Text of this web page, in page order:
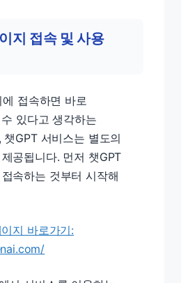
지 접속 및 사용
접속하면 바로
있다고 생각하는
GPT 서비스는 별도의
공됩니다. 먼저 챗GPT
속하는 것부터 시작해
지 바로가기: